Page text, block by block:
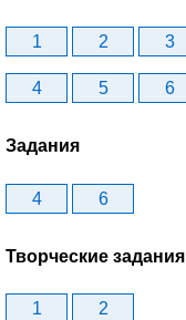
1 2 3
4 5 6
Задания
4 6
Творческие задания
1 2